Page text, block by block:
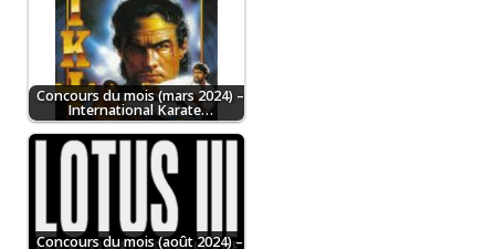
Concours du mois (mars 2024) –
International Karate…
Concours du mois (août 2024) –